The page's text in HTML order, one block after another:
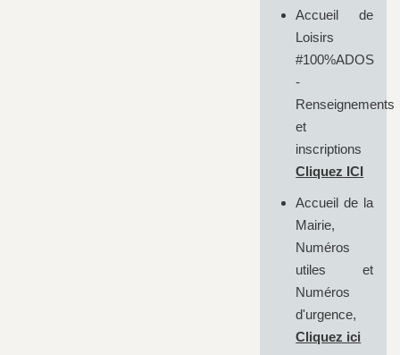
Accueil de
Loisirs
#100%ADOS
-
Renseignements
et
inscriptions
Cliquez ICI
Accueil de la
Mairie,
Numéros
utiles et
Numéros
d'urgence,
Cliquez ici